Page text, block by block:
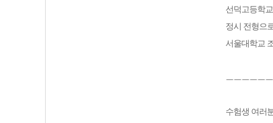
선덕고등학
정시 전형으
서울대학교
ㅡㅡㅡㅡㅡ
수험생 여러